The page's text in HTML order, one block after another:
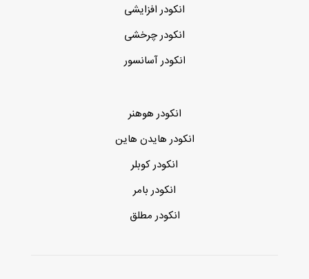
انکودر افزایشی
انکودر چرخشی
انکودر آسانسور
انکودر هوهنر
انکودر هایدن هاین
انکودر کوبلر
انکودر بامر
انکودر مطلق